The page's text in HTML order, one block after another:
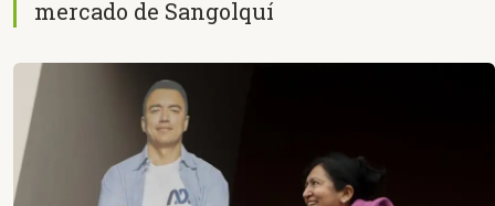
mercado de Sangolquí